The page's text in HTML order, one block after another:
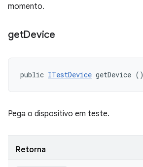
momento.
getDevice
public ITestDevice getDevice ()
Pega o dispositivo em teste.
Retorna